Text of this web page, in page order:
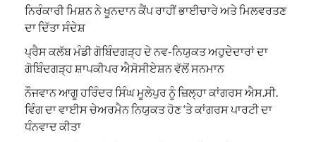
ਨਿਰੰਕਾਰੀ ਮਿਸ਼ਨ ਨੇ ਖੂਨਦਾਨ ਕੈਂਪ ਰਾਹੀਂ ਭਾਈਚਾਰੇ ਅਤੇ ਮਿਲਵਰਤਣ
ਦਾ ਦਿੱਤਾ ਸੰਦੇਸ਼
ਪ੍ਰੈਸ ਕਲੱਬ ਮੰਡੀ ਗੋਬਿੰਦਗੜ੍ਹ ਦੇ ਨਵ-ਨਿਯੁਕਤ ਅਹੁਦੇਦਾਰਾਂ ਦਾ
ਗੋਬਿੰਦਗੜ੍ਹ ਸ਼ਾਪਕੀਪਰ ਐਸੋਸੀਏਸ਼ਨ ਵੱਲੋਂ ਸਨਮਾਨ
ਨੌਜਵਾਨ ਆਗੂ ਹਰਿੰਦਰ ਸਿੰਘ ਮੂਲੇਪੁਰ ਨੂੰ ਜ਼ਿਲ੍ਹਾ ਕਾਂਗਰਸ ਐਸ.ਸੀ.
ਵਿੰਗ ਦਾ ਵਾਈਸ ਚੇਅਰਮੈਨ ਨਿਯੁਕਤ ਹੋਣ ‘ਤੇ ਕਾਂਗਰਸ ਪਾਰਟੀ ਦਾ
ਧੰਨਵਾਦ ਕੀਤਾ